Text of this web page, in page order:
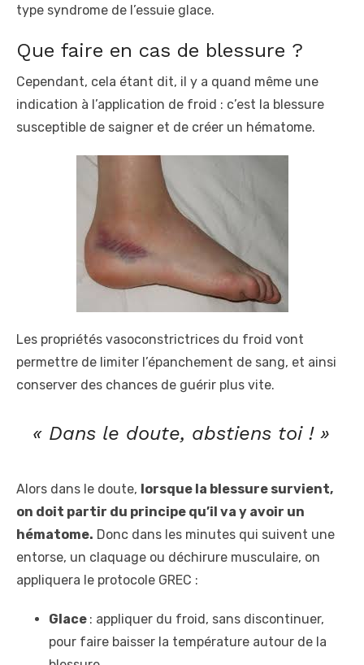
type syndrome de l’essuie glace.
Que faire en cas de blessure ?
Cependant, cela étant dit, il y a quand même une
indication à l’application de froid : c’est la blessure
susceptible de saigner et de créer un hématome.
Les propriétés vasoconstrictrices du froid vont
permettre de limiter l’épanchement de sang, et ainsi
conserver des chances de guérir plus vite.
« Dans le doute, abstiens toi ! »
Alors dans le doute, lorsque la blessure survient,
on doit partir du principe qu’il va y avoir un
hématome. Donc dans les minutes qui suivent une
entorse, un claquage ou déchirure musculaire, on
appliquera le protocole GREC :
Glace : appliquer du froid, sans discontinuer,
pour faire baisser la température autour de la